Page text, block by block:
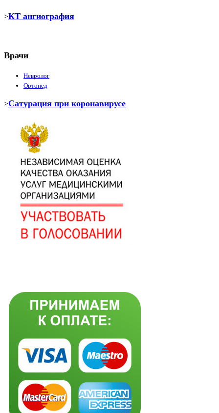
>КТ ангиография
Врачи
Невролог
Ортопед
>Сатурация при коронавирусе